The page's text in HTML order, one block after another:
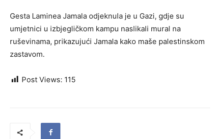
Gesta Laminea Jamala odjeknula je u Gazi, gdje su
umjetnici u izbjegličkom kampu naslikali mural na
ruševinama, prikazujući Jamala kako maše palestinskom
zastavom.
Post Views: 115